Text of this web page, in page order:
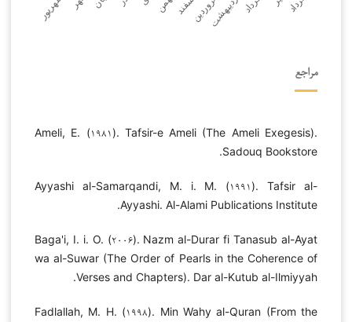
مراجع
Ameli, E. (۱۹۸۱). Tafsir-e Ameli (The Ameli Exegesis).
Sadouq Bookstore.
Ayyashi al-Samarqandi, M. i. M. (۱۹۹۱). Tafsir al-
Ayyashi. Al-Alami Publications Institute.
Baga'i, I. i. O. (۲۰۰۶). Nazm al-Durar fi Tanasub al-Ayat
wa al-Suwar (The Order of Pearls in the Coherence of
Verses and Chapters). Dar al-Kutub al-Ilmiyyah.
Fadlallah, M. H. (۱۹۹۸). Min Wahy al-Quran (From the